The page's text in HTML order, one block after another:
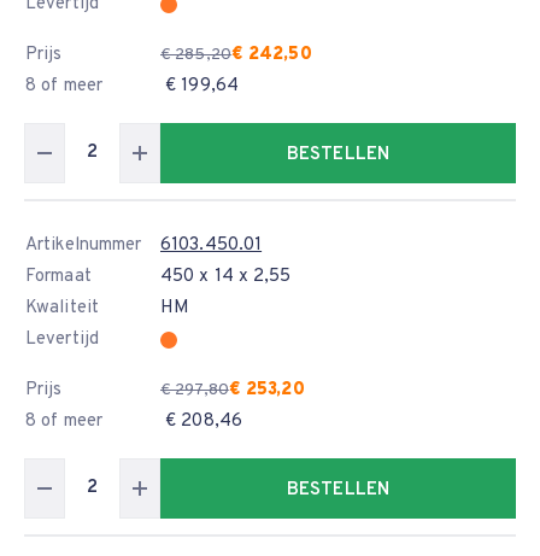
Prijs € 285,20€ 242,50
8 of meer
€ 199,64
BESTELLEN
Artikelnummer
6103.450.01
Formaat
450 x 14 x 2,55
Kwaliteit
HM
Levertijd
Prijs € 297,80€ 253,20
8 of meer
€ 208,46
BESTELLEN